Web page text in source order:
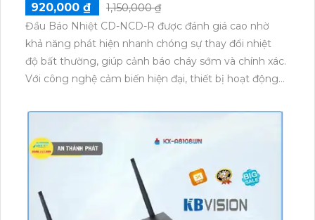
920,000 ₫
1,150,000 ₫
Đầu Báo Nhiệt CD-NCD-R được đánh giá cao nhờ
khả năng phát hiện nhanh chóng sự thay đổi nhiệt
độ bất thường, giúp cảnh báo cháy sớm và chính xác.
Với công nghệ cảm biến hiện đại, thiết bị hoạt động
địa chỉ hóa cho phép xác định vị trí sự cố một cách